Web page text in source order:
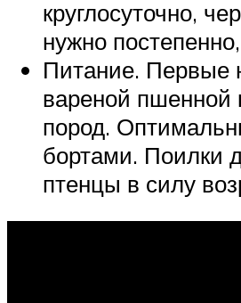
круглосуточно,
нужно
Питание. Первые
вареной пшенной
пород.
бортами. Поилки
птенцы в силу